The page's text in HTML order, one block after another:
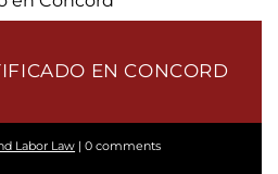
EN CONCORD
Labor Law |0 comments